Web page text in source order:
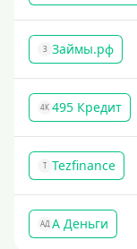
З Займы.рф
4К 495 Кредит
T Tezfinance
АД А Деньги